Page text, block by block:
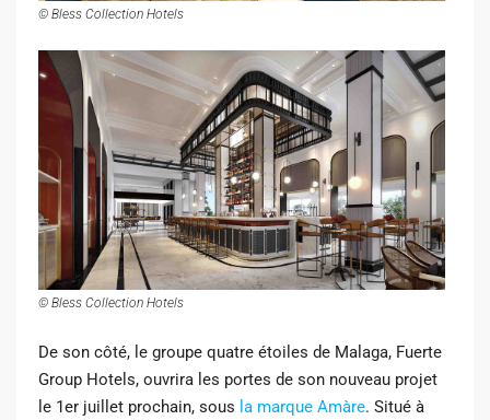
© Bless Collection Hotels
© Bless Collection Hotels
De son côté, le groupe quatre étoiles de Malaga, Fuerte
Group Hotels, ouvrira les portes de son nouveau projet
le 1er juillet prochain, sous la marque Amàre. Situé à